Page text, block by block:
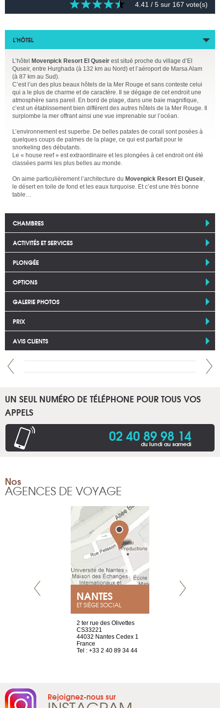
4.41 / 5 sur 167 vote(s)
L’HÔTEL
L’hôtel Movenpick Resort El Quseir est situé proche du village d’El
Quseir, entre Hurghada (à 132 km au Nord) et l’aéroport de Marsa Alam
(à 87 km au Sud).
C’est l’un des plus beaux hôtels de la Mer Rouge et sans conteste celui
qui a le plus de charme et de caractère. Il se dégage de cet endroit une
atmosphère sans pareil. En bord de plage, dans une baie magnifique,
c’est un établissement bien différent des autres hôtels de la Mer Rouge. Il
surplombe la mer offrant ainsi une vue imprenable sur l’océan.
L’environnement est superbe. De belles patates de corail sont posées à
quelques coups de palmes de la plage, ce qui est parfait pour le
snorkeling des débutants.
Le « house reef » est extraordinaire et les plongées à cet endroit ont été
classées parmi les plus belles au monde.
On aime particulièrement l’architecture du Movenpick Resort El Quseir,
le désert en toile de fond et les eaux turquoise. Et c’est une très bonne
table…
CHAMBRES
ACTIVITÉS ET SERVICES
PLONGÉE
OPTIONS
GALERIE PHOTOS
PRIX
AVIS CLIENTS
UN SEUL NUMÉRO DE TÉLÉPHONE POUR TOUS VOS
APPELS
02 40 89 98 14
du lundi au samedi
Nos
AGENCES DE VOYAGE
NANTES
ET SIÈGE SOCIAL
2 ter rue des Olivettes
CS33221
44032 Nantes Cedex 1
France
Tel : +33 2 40 89 34 44
Rejoignez-nous sur